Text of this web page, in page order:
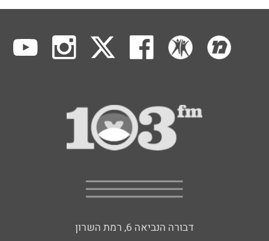
דבורה הנביאה 6, רמת השרון